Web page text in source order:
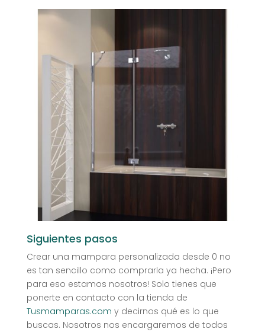
Siguientes pasos
Crear una mampara personalizada desde 0 no
es tan sencillo como comprarla ya hecha. ¡Pero
para eso estamos nosotros! Solo tienes que
ponerte en contacto con la tienda de
Tusmamparas.com y decirnos qué es lo que
buscas. Nosotros nos encargaremos de todos